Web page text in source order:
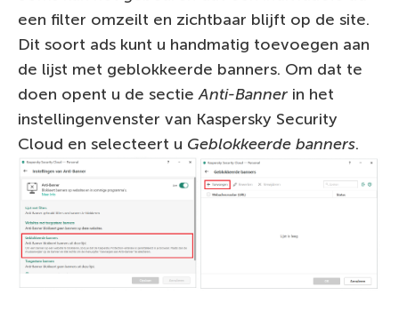
een filter omzeilt en zichtbaar blijft op de site.
Dit soort ads kunt u handmatig toevoegen aan
de lijst met geblokkeerde banners. Om dat te
doen opent u de sectieAnti-Banner in het
instellingenvenster van Kaspersky Security
Cloud en selecteert u Geblokkeerde banners.